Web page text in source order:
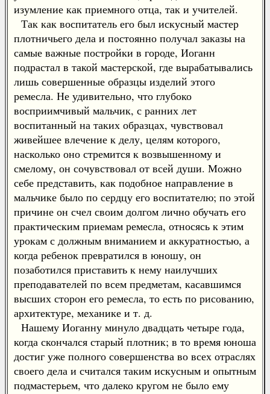
изумление как приемного отца, так и учителей.
Так как воспитатель его был искусный мастер
плотничьего дела и постоянно получал заказы на
самые важные постройки в городе, Иоганн
подрастал в такой мастерской, где вырабатывались
лишь совершенные образцы изделий этого
ремесла. Не удивительно, что глубоко
восприимчивый мальчик, с ранних лет
воспитанный на таких образцах, чувствовал
живейшее влечение к делу, целям которого,
насколько оно стремится к возвышенному и
смелому, он сочувствовал от всей души. Можно
себе представить, как подобное направление в
мальчике было по сердцу его воспитателю; по этой
причине он счел своим долгом лично обучать его
практическим приемам ремесла, относясь к этим
урокам с должным вниманием и аккуратностью, а
когда ребенок превратился в юношу, он
позаботился приставить к нему наилучших
преподавателей по всем предметам, касавшимся
высших сторон его ремесла, то есть по рисованию,
архитектуре, механике и т. д.
Нашему Иоганну минуло двадцать четыре года,
когда скончался старый плотник; в то время юноша
достиг уже полного совершенства во всех отраслях
своего дела и считался таким искусным и опытным
подмастерьем, что далеко кругом не было ему